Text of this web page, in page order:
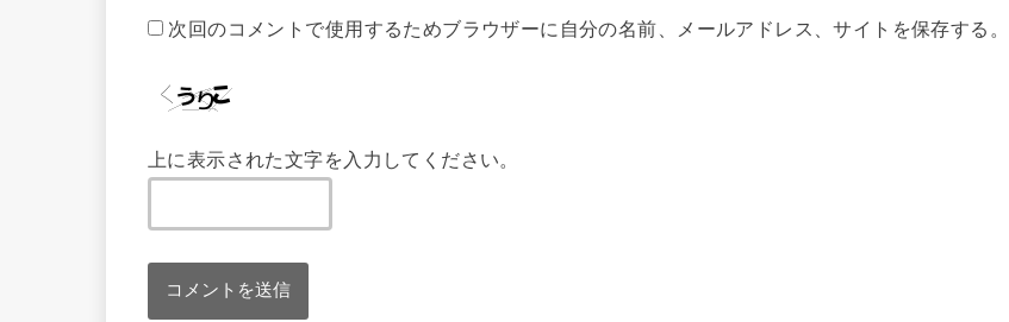
次回のコメントで使用するためブラウザーに自分の名前、メールアドレス、サイトを保存する。
上に表示された文字を入力してください。